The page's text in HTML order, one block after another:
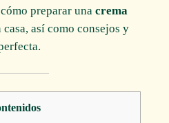
preparar unacrema
casa, así como consejos y